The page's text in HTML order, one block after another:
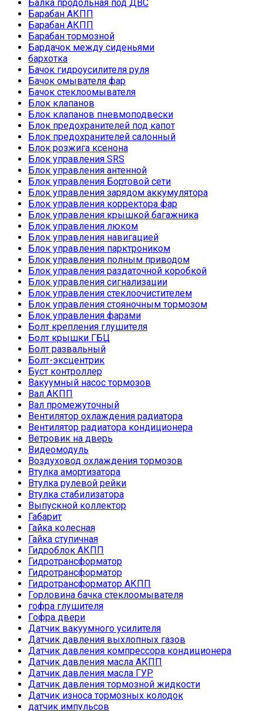
Балка продольная под ДВС
Барабан АКПП
Барабан АКПП
Барабан тормозной
Бардачок между сиденьями
бархотка
Бачок гидроусилителя руля
Бачок омывателя фар
Бачок стеклоомывателя
Блок клапанов
Блок клапанов пневмоподвески
Блок предохранителей под капот
Блок предохранителей салонный
Блок розжига ксенона
Блок управления SRS
Блок управления антенной
Блок управления Бортовой сети
Блок управления зарядом аккумулятора
Блок управления корректора фар
Блок управления крышкой багажника
Блок управления люком
Блок управления навигацией
Блок управления парктроником
Блок управления полным приводом
Блок управления раздаточной коробкой
Блок управления сигнализации
Блок управления стеклоочистителем
Блок управления стояночным тормозом
Блок управления фарами
Болт крепления глушителя
Болт крышки ГБЦ
Болт развальный
Болт-эксцентрик
Буст контроллер
Вакуумный насос тормозов
Вал АКПП
Вал промежуточный
Вентилятор охлаждения радиатора
Вентилятор радиатора кондиционера
Ветровик на дверь
Видеомодуль
Воздуховод охлаждения тормозов
Втулка амортизатора
Втулка рулевой рейки
Втулка стабилизатора
Выпускной коллектор
Габарит
Гайка колесная
Гайка ступичная
Гидроблок АКПП
Гидротрансформатор
Гидротрансформатор
Гидротрансформатор АКПП
Горловина бачка стеклоомывателя
гофра глушителя
Гофра двери
Датчик вакуумного усилителя
Датчик давления выхлопных газов
Датчик давления компрессора кондиционера
Датчик давления масла АКПП
Датчик давления масла ГУР
Датчик давления тормозной жидкости
Датчик износа тормозных колодок
датчик импульсов